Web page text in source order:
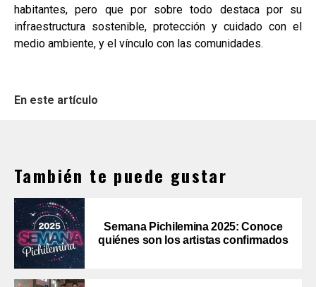
habitantes, pero que por sobre todo destaca por su
infraestructura sostenible, protección y cuidado con el
medio ambiente, y el vínculo con las comunidades.
En este artículo
También te puede gustar
Semana Pichilemina 2025: Conoce
quiénes son los artistas confirmados